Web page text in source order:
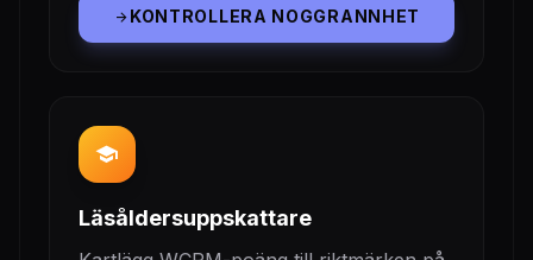
arrow_forwardKONTROLLERA NOGGRANNHET
school
Läsåldersuppskattare